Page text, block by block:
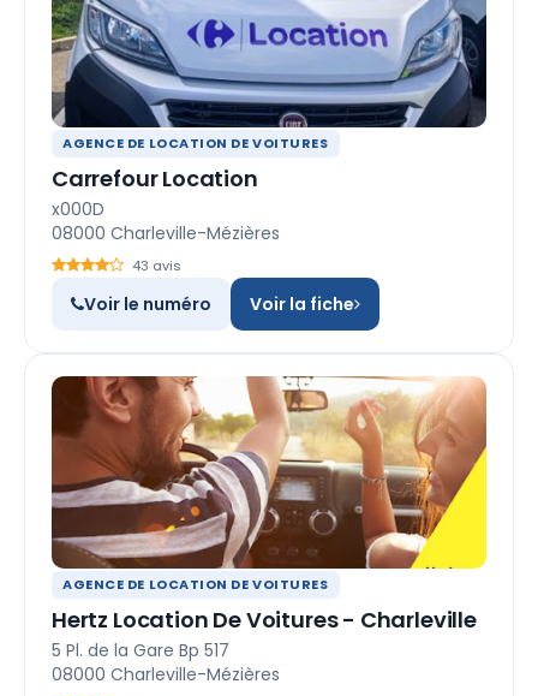
AGENCE DE LOCATION DE VOITURES
Carrefour Location
x000D
08000 Charleville-Mézières
43 avis
Voir le numéro Voir la fiche
AGENCE DE LOCATION DE VOITURES
Hertz Location De Voitures - Charleville
5 Pl. de la Gare Bp 517
08000 Charleville-Mézières